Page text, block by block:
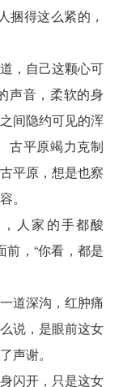
捆得这么紧的，
，自己这颗心可
声音，柔软的身
间隐约可见的浑
古平原竭力克制
平原，想是也察
。
人家的手都酸
前，“你看，都是
道深沟，红肿痛
说，是眼前这女
声谢。
闪开，只是这女